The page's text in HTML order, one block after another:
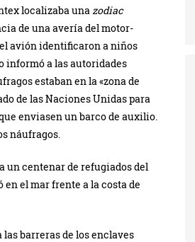
localizaba unazodiac
de una avería del motor-
avión identificaron a niños
informó a las autoridades
estaban en la «zona de
de las Naciones Unidas para
enviasen un barco de auxilio.
náufragos.
un centenar de refugiados del
el mar frente a la costa de
barreras de los enclaves